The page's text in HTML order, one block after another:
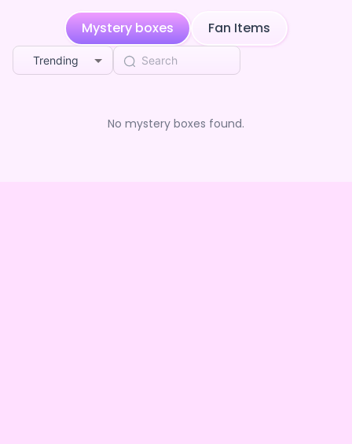
Mystery boxes Fan Items
Trending
No mystery boxes found.